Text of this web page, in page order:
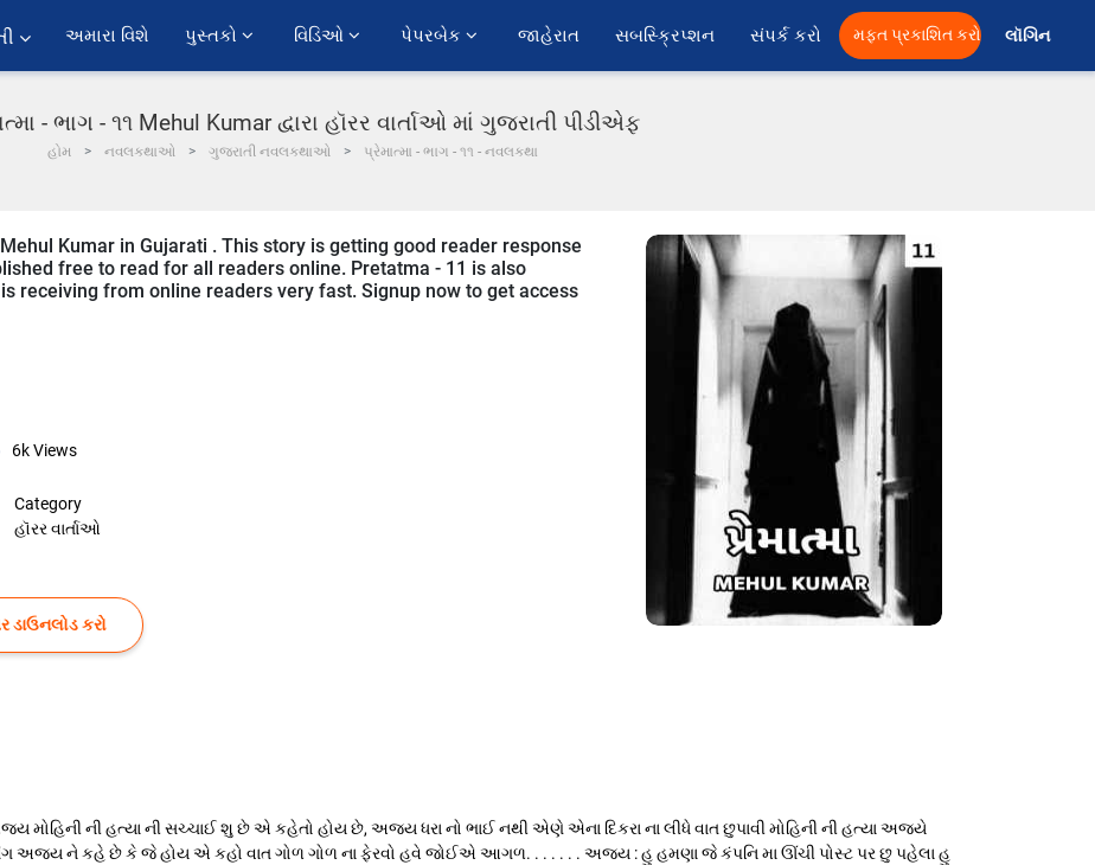
અમારા વિશે પુસ્તકો વિડિઓ પેપરબેક જાહેરાત સબસ્ક્રિપ્શન સંપર્ક કરો મફત પ્રકાશિત કરો લૉગિન
- ભાગ - ૧૧ Mehul Kumar દ્વારા હૉરર વાર્તાઓ માં ગુજરાતી પીડીએફ
હોમ નવલકથાઓ ગુજરાતી નવલકથાઓ પ્રેમાત્મા - ભાગ - ૧૧ - નવલકથા
Kumar in Gujarati . This story is getting good reader response
free to read for all readers online. Pretatma - 11 is also
receiving from online readers very fast. Signup now to get access
6kViews
Category
હૉરર વાર્તાઓ
ડાઉનલોડ કરો
મોહિની ની હત્યા ની સચ્ચાઈ શુ છે એ કહેતો હોય છે, અજય ધરા નો ભાઈ નથી એણે એના દિકરા ના લીધે વાત છુપાવી મોહિની ની હત્યા અજયે
અજય ને કહે છે કે જે હોય એ કહો વાત ગોળ ગોળ ના ફેરવો હવે જોઈએ આગળ. . . . . . . અજય : હુ હમણા જે કંપનિ મા ઊંચી પોસ્ટ પર છુ પહેલા હુ